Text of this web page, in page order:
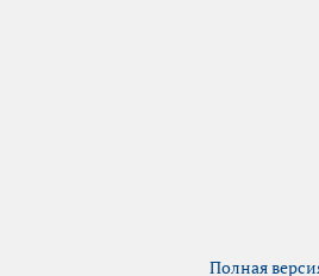
Полная